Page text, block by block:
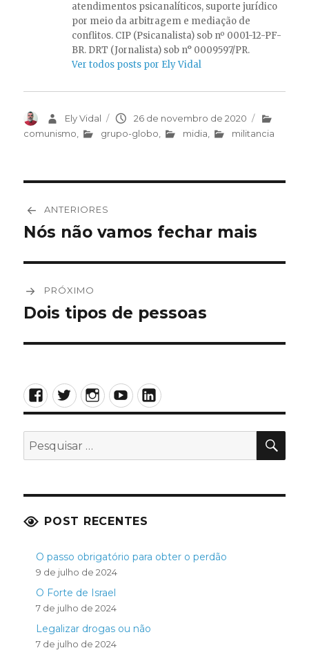
atendimentos psicanalíticos, suporte jurídico
por meio da arbitragem e mediação de
conflitos. CIP (Psicanalista) sob nº 0001-12-PF-
BR. DRT (Jornalista) sob n° 0009597/PR.
Ver todos posts por Ely Vidal
AutorEly Vidal
Publicado
em
26 de novembro de 2020
Categorias
comunismo
grupo-globo midia militancia
de
ANTERIORES
Post
Nós não vamos fechar mais
PRÓXIMO
Próximo
Dois tipos de pessoas
Facebook
TwitterInstagram
YouTubeLinkedIn
Pesquisar
POST RECENTES
O passo obrigatório para obter o perdão
9 de julho de 2024
O Forte de Israel
7 de julho de 2024
Legalizar drogas ou não
7 de julho de 2024